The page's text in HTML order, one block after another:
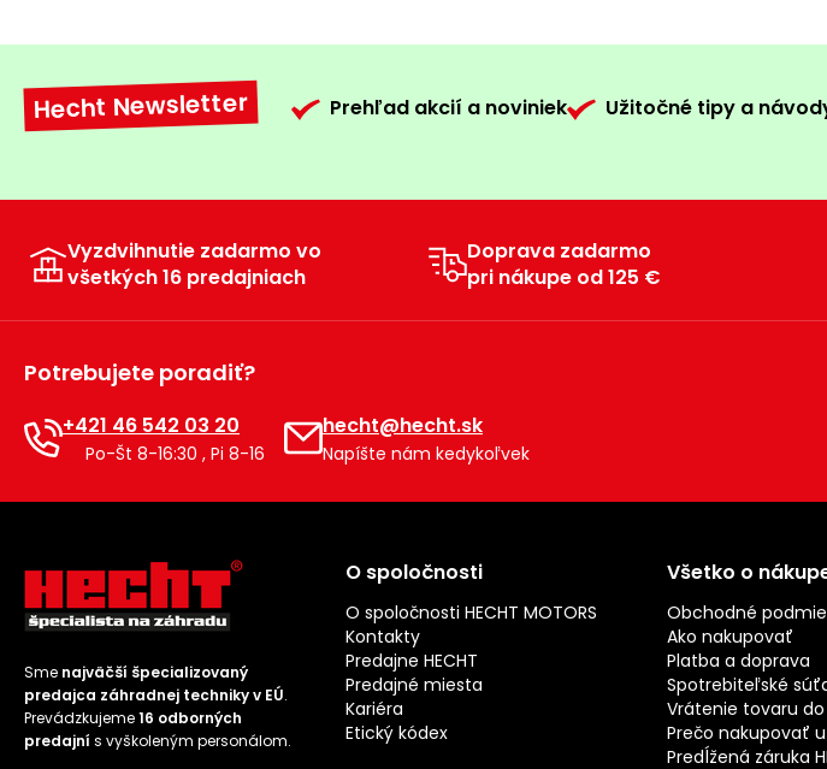
Hecht Newsletter Prehľad akcií a noviniek Užitočné tipy a
Vyzdvihnutie zadarmo vo
všetkých 16 predajniach
Doprava zadarmo
pri nákupe od 125 €
Potrebujete poradiť?
+421 46 542 03 20
Po-Št 8-16:30 , Pi 8-16
hecht@hecht.sk
Napíšte nám kedykoľvek
Sme najväčší špecializovaný
predajca záhradnej techniky v EÚ.
Prevádzkujeme16 odborných
predajní s vyškoleným personálom.
O spoločnosti
O spoločnosti HECHT MOTORS
Kontakty
Predajne HECHT
Predajné miesta
Kariéra
Etický kódex
Všetko o
Obchodné
Ako nakupovať
Platba a doprava
Spotrebiteľské
Vrátenie tovaru do
Prečo nakupovať
Predĺžená záruka